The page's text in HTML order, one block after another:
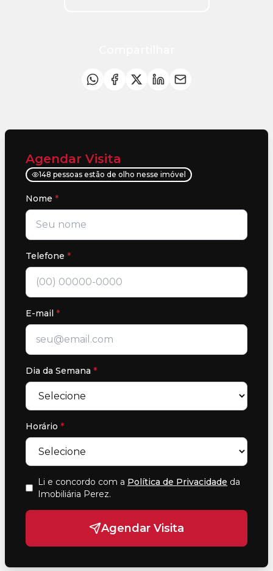
Agendar Visita
148 pessoas estão de olho nesse imóvel
Nome *
Telefone *
E-mail *
Dia da Semana *
Horário *
Li e concordo com a Política de Privacidade da
Imobiliária Perez.
Agendar Visita